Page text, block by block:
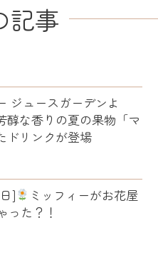
記事
ジュースガーデンよ
醇な香りの夏の果物「マ
ドリンクが登場
]
ミッフィーがお花屋
った？！